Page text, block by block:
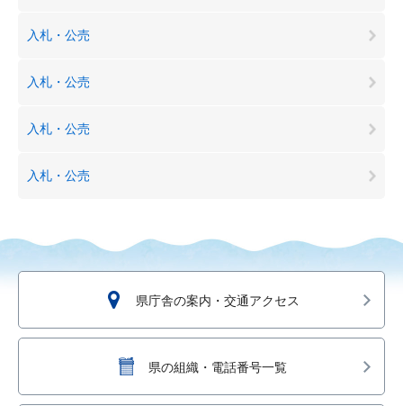
入札・公売
入札・公売
入札・公売
入札・公売
県庁舎の案内・交通アクセス
県の組織・電話番号一覧